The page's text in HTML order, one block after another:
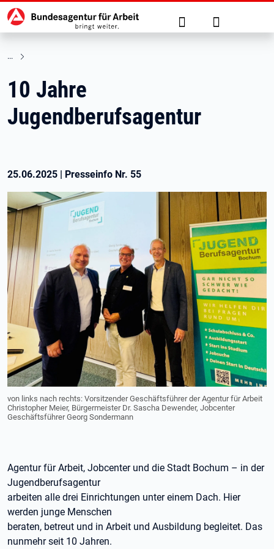
zu den Hauptinhalten springen
Hauptnavigation Suche Anmelden
10 Jahre
Jugendberufsagentur
25.06.2025 | Presseinfo Nr. 55
von links nach rechts: Vorsitzender Geschäftsführer der Agentur für Arbeit
Christopher Meier, Bürgermeister Dr. Sascha Dewender, Jobcenter
Geschäftsführer Georg Sondermann
Agentur für Arbeit, Jobcenter und die Stadt Bochum – in der
Jugendberufsagentur
arbeiten alle drei Einrichtungen unter einem Dach. Hier
werden junge Menschen
beraten, betreut und in Arbeit und Ausbildung begleitet. Das
nunmehr seit 10 Jahren.